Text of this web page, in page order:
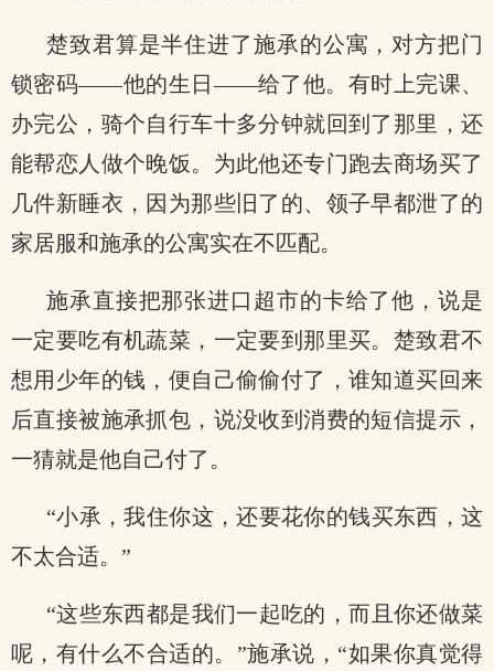
楚致君算是半住进了施承的公寓，对方把门
锁密码——他的生日——给了他。有时上完课、
办完公，骑个自行车十多分钟就回到了那里，还
能帮恋人做个晚饭。为此他还专门跑去商场买了
几件新睡衣，因为那些旧了的、领子早都泄了的
家居服和施承的公寓实在不匹配。
施承直接把那张进口超市的卡给了他，说是
一定要吃有机蔬菜，一定要到那里买。楚致君不
想用少年的钱，便自己偷偷付了，谁知道买回来
后直接被施承抓包，说没收到消费的短信提示，
一猜就是他自己付了。
“小承，我住你这，还要花你的钱买东西，这
不太合适。”
“这些东西都是我们一起吃的，而且你还做菜
呢，有什么不合适的。”施承说，“如果你真觉得